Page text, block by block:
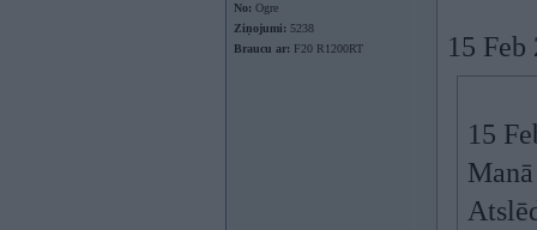
No: Ogre
Ziņojumi: 5238
Braucu ar: F20 R1200RT 15
15